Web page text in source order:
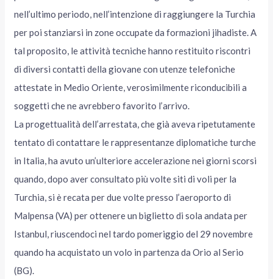
nell’ultimo periodo, nell’intenzione di raggiungere la Turchia
per poi stanziarsi in zone occupate da formazioni jihadiste. A
tal proposito, le attività tecniche hanno restituito riscontri
di diversi contatti della giovane con utenze telefoniche
attestate in Medio Oriente, verosimilmente riconducibili a
soggetti che ne avrebbero favorito l’arrivo.
La progettualità dell’arrestata, che già aveva ripetutamente
tentato di contattare le rappresentanze diplomatiche turche
in Italia, ha avuto un’ulteriore accelerazione nei giorni scorsi
quando, dopo aver consultato più volte siti di voli per la
Turchia, si è recata per due volte presso l’aeroporto di
Malpensa (VA) per ottenere un biglietto di sola andata per
Istanbul, riuscendoci nel tardo pomeriggio del 29 novembre
quando ha acquistato un volo in partenza da Orio al Serio
(BG).